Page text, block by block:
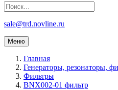
sale@trd.novline.ru
Меню
Главная
Генераторы, резонаторы,
Фильтры
BNX002-01 фильтр